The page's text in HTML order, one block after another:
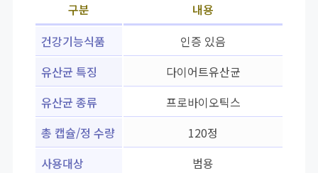
구분
내용
건강기능식품
인증 있음
유산균 특징
다이어트유산균
유산균 종류
프로바이오틱스
총 캡슐/정 수량
120정
사용대상
범용